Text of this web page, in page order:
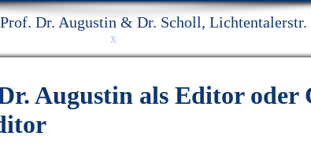
Dr. Augustin & Dr. Scholl, Lichtentalerstr.
x
Augustin als Editor oder